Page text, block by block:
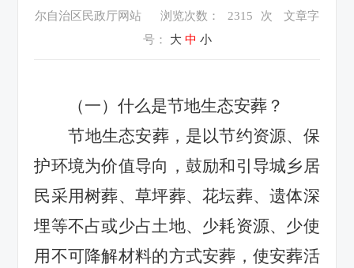
尔自治区民政厅网站
浏览次数： 2315 次
文章字
号： 大 中 小
（一）什么是节地生态安葬？
节地生态安葬，是以节约资源、保
护环境为价值导向，鼓励和引导城乡居
民采用树葬、草坪葬、花坛葬、遗体深
埋等不占或少占土地、少耗资源、少使
用不可降解材料的方式安葬，使安葬活